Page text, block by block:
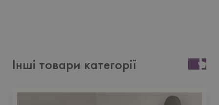
Інші товари категорії